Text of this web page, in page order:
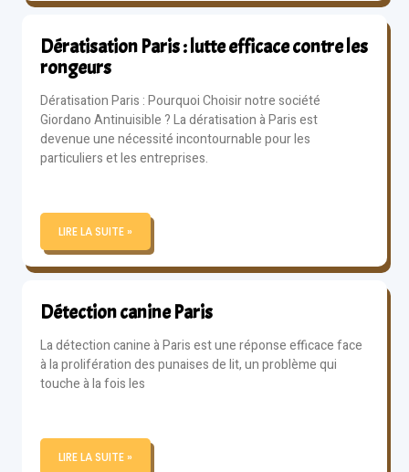
Dératisation Paris : lutte efficace contre les
rongeurs
Dératisation Paris : Pourquoi Choisir notre société
Giordano Antinuisible ? La dératisation à Paris est
devenue une nécessité incontournable pour les
particuliers et les entreprises.
LIRE LA SUITE »
Détection canine Paris
La détection canine à Paris est une réponse efficace face
à la prolifération des punaises de lit, un problème qui
touche à la fois les
LIRE LA SUITE »